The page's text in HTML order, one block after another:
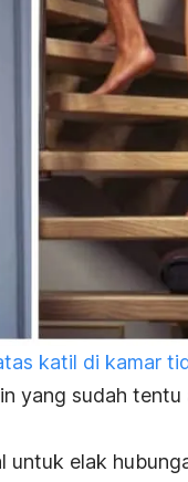
katil di kamar
yang sudah tentu
untuk elak